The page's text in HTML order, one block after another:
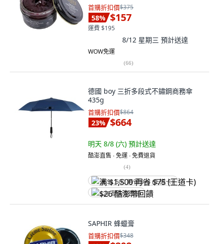
首購折扣價$375
58% $157
運費 $195
8/12 星期三 預計送達
WOW免運
(66)
德國 boy 三折多段式不鏽鋼商務傘
435g
首購折扣價$864
23% $664
明天 8/8 (六) 預計送達
酷澎直售 ∙ 免運 ∙ 免費退貨
(4)
满 $1,500 再省 $75 (王道卡)
$26 酷澎幣回饋
SAPHIR 蜂蠟膏
首購折扣價$348